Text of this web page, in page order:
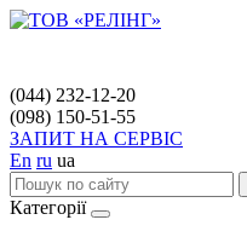
(044) 232-12-20
(098) 150-51-55
ЗАПИТ НА СЕРВІС
En ru ua
Категорії